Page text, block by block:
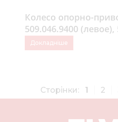
Колесо опорно-
509.046.9400 (левое),
(правое)
Докладніше
Сторінки: 1 2